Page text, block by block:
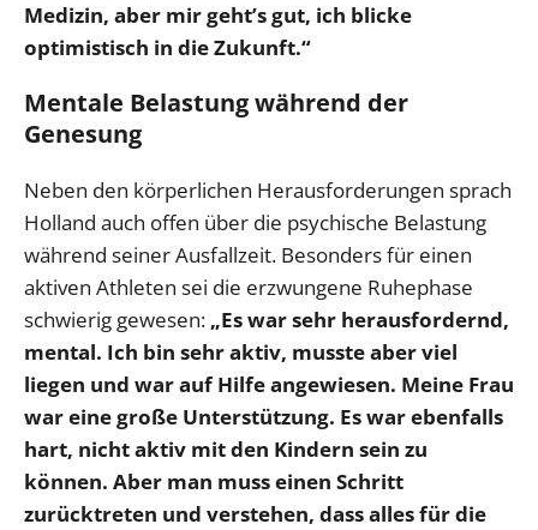
Medizin, aber mir geht’s gut, ich blicke
optimistisch in die Zukunft.“
Mentale Belastung während der
Genesung
Neben den körperlichen Herausforderungen sprach
Holland auch offen über die psychische Belastung
während seiner Ausfallzeit. Besonders für einen
aktiven Athleten sei die erzwungene Ruhephase
schwierig gewesen: „Es war sehr herausfordernd,
mental. Ich bin sehr aktiv, musste aber viel
liegen und war auf Hilfe angewiesen. Meine Frau
war eine große Unterstützung. Es war ebenfalls
hart, nicht aktiv mit den Kindern sein zu
können. Aber man muss einen Schritt
zurücktreten und verstehen, dass alles für die